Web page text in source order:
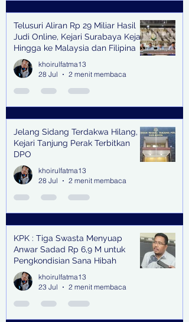
Telusuri Aliran Rp 29 Miliar Hasil
Judi Online, Kejari Surabaya Kejar
Hingga ke Malaysia dan Filipina
khoirulfatma13
28 Jul
2 menit membaca
Jelang Sidang Terdakwa Hilang,
Kejari Tanjung Perak Terbitkan
DPO
khoirulfatma13
28 Jul
2 menit membaca
KPK : Tiga Swasta Menyuap
Anwar Sadad Rp 6,9 M untuk
Pengkondisian Sana Hibah
khoirulfatma13
23 Jul
2 menit membaca